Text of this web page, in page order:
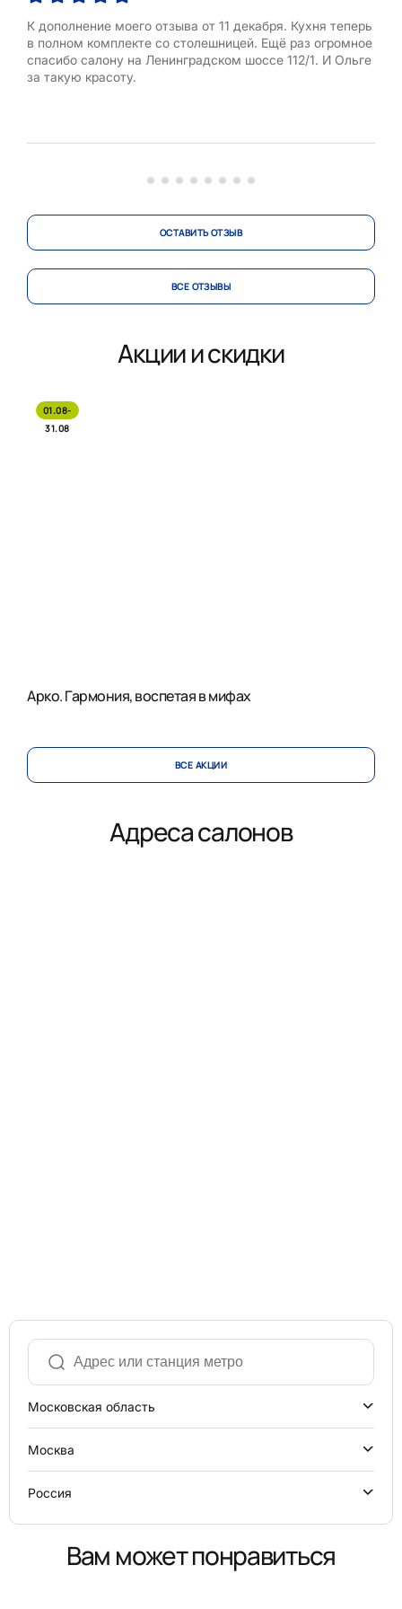
К дополнение моего отзыва от 11 декабря. Кухня теперь
в полном комплекте со столешницей. Ещё раз огромное
спасибо салону на Ленинградском шоссе 112/1. И Ольге
за такую красоту.
ОСТАВИТЬ ОТЗЫВ
ВСЕ ОТЗЫВЫ
Акции и скидки
01.08-
31.08
Арко. Гармония, воспетая в мифах
ВСЕ АКЦИИ
Адреса салонов
Московская область
Москва
Россия
Вам может понравиться